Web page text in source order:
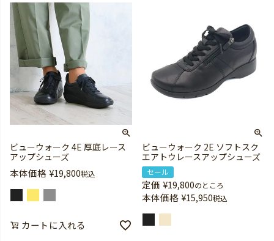
ビューウォーク 4E 厚底レース
アップシューズ
本体価格 ¥19,800税込
カートに入れる
ビューウォーク 2E ソフトスク
エアトウレースアップシューズ
セール
定価 ¥19,800のところ
本体価格 ¥15,950税込